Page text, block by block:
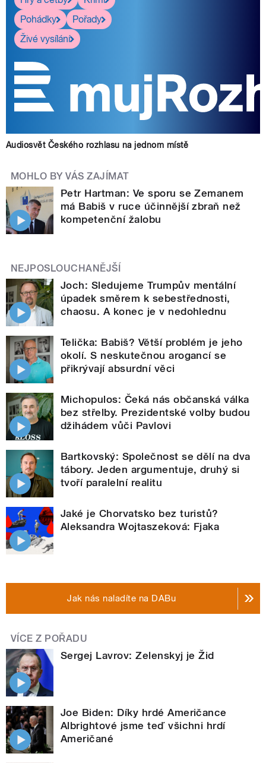
Pohádky
Pořady
Živé vysílání
Audiosvět Českého rozhlasu na jednom místě
MOHLO BY VÁS ZAJÍMAT
Petr Hartman: Ve sporu se Zemanem
má Babiš v ruce účinnější zbraň než
kompetenční žalobu
NEJPOSLOUCHANĚJŠÍ
Joch: Sledujeme Trumpův mentální
úpadek směrem k sebestřednosti,
chaosu. A konec je v nedohlednu
Telička: Babiš? Větší problém je jeho
okolí. S neskutečnou arogancí se
přikrývají absurdní věci
Michopulos: Čeká nás občanská válka
bez střelby. Prezidentské volby budou
džihádem vůči Pavlovi
Bartkovský: Společnost se dělí na dva
tábory. Jeden argumentuje, druhý si
tvoří paralelní realitu
Jaké je Chorvatsko bez turistů?
Aleksandra Wojtaszeková: Fjaka
Jak nás naladíte na DABu
VÍCE Z POŘADU
Sergej Lavrov: Zelenskyj je Žid
Joe Biden: Díky hrdé Američance
Albrightové jsme teď všichni hrdí
Američané